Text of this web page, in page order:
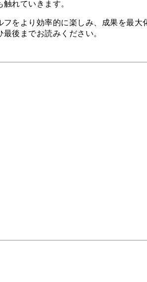
れていきます。
をより効率的に楽しみ、成果を最
後までお読みください。